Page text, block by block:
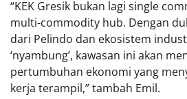
“KEK Gresik bukan lagi single
multi-commodity hub. Dengan
dari Pelindo dan ekosistem
‘nyambung’, kawasan ini akan
pertumbuhan ekonomi yang
kerja terampil,” tambah Emil.